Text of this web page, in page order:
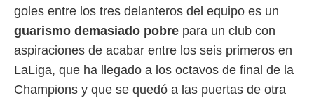
goles entre los tres delanteros del equipo es un
guarismo demasiado pobre para un club con
aspiraciones de acabar entre los seis primeros en
LaLiga, que ha llegado a los octavos de final de la
Champions y que se quedó a las puertas de otra